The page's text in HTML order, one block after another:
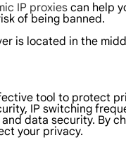
IP proxies can help
of being banned.
is located in the
tool to protect
IP switching
data security. By
your privacy.